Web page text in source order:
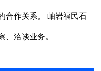
合作关系。 岫岩福民石
、洽谈业务。